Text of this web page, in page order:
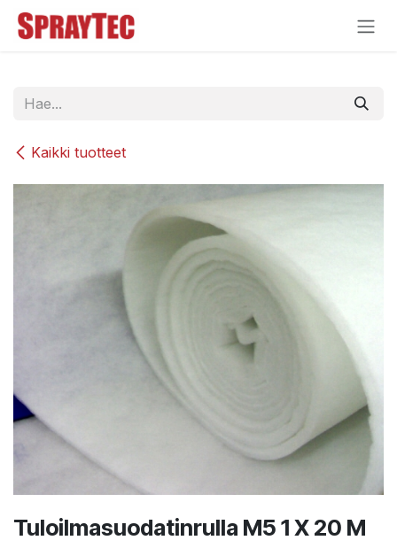
Siirry sisältöön
Kaikki tuotteet
Tuloilmasuodatinrulla M5 1 X 20 M